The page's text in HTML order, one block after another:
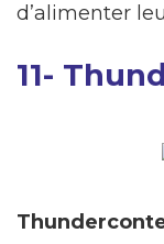
d’alimenter
11-